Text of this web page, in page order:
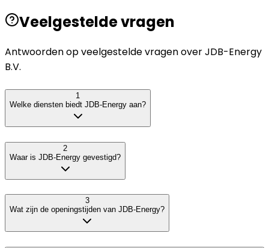
Veelgestelde vragen
Antwoorden op veelgestelde vragen overJDB-Energy
B.V.
1
Welke diensten biedt JDB-Energy aan?
2
Waar is JDB-Energy gevestigd?
3
Wat zijn de openingstijden van JDB-Energy?